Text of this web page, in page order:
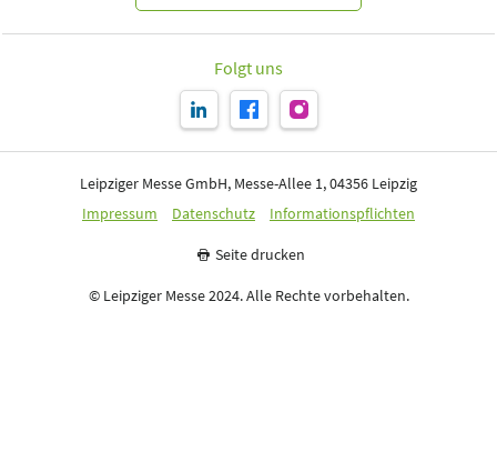
Folgt uns
Leipziger Messe GmbH, Messe-Allee 1, 04356 Leipzig
Impressum
Datenschutz Informationspflichten
Seite drucken
© Leipziger Messe 2024. Alle Rechte vorbehalten.